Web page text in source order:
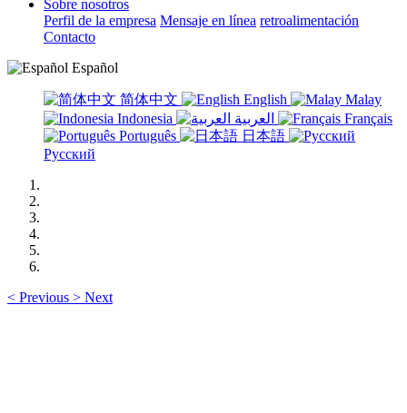
Sobre nosotros
Perfil de la empresa Mensaje en línea retroalimentación
Contacto
Español
简体中文 English
Malay
Indonesia
Français
Português
日本語
Русский
< Previous > Next